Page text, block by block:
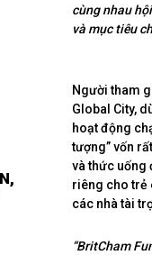
cùng nhau
và mục tiêu
Người tham
Global City,
hoạt động
tượng” vốn
và thức uống
riêng cho trẻ
các nhà tài
“BritCham